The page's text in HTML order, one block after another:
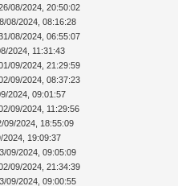
08/2024, 20:50:02
08/2024, 08:16:28
08/2024, 06:55:07
2024, 11:31:43
09/2024, 21:29:59
09/2024, 08:37:23
2024, 09:01:57
09/2024, 11:29:56
09/2024, 18:55:09
2024, 19:09:37
09/2024, 09:05:09
09/2024, 21:34:39
09/2024, 09:00:55